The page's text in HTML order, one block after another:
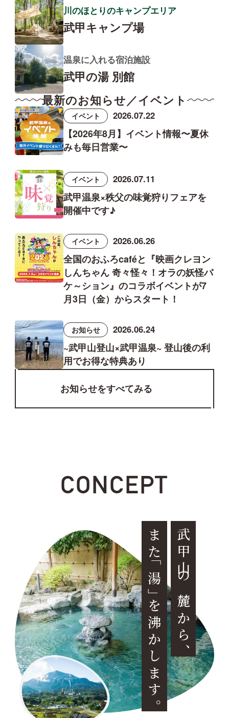
川のほとりのキャンプエリア
武甲キャンプ場
温泉に入れる宿泊施設
武甲の湯 別館
最新のお知らせ／イベント
イベント 2026.07.22
【2026年8月】イベント情報〜夏休
みも毎日営業〜
イベント 2026.07.11
武甲温泉×秩父の味覚狩りフェアを
開催中です♪
イベント 2026.06.26
全国のおふろcaféと『映画クレヨン
しんちゃん 奇々怪々！オラの妖怪バ
ケ～ション』のコラボイベントが7
月3日（金）からスタート！
お知らせ 2026.06.24
~武甲山登山×武甲温泉~ 登山後の利
用でお得な特典あり
お知らせをすべてみる
CONCEPT
武甲山の麓から
、
ま
た
「湯
」
を沸かします
。